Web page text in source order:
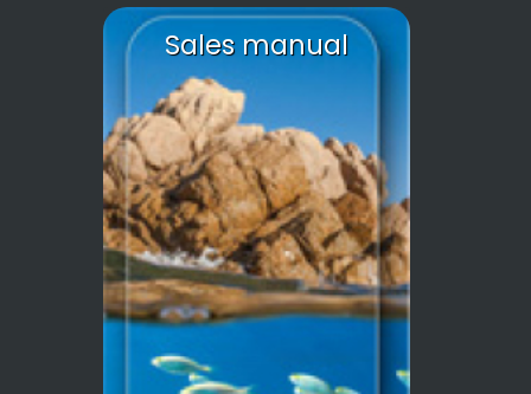
Sales manual